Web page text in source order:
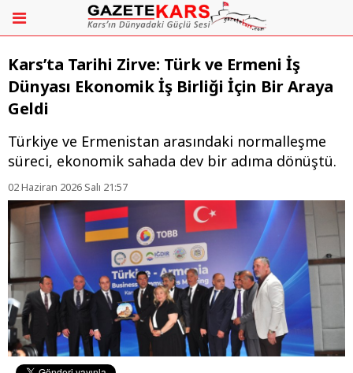
Kars’ta Tarihi Zirve: Türk ve Ermeni İş
Dünyası Ekonomik İş Birliği İçin Bir Araya
Geldi
Türkiye ve Ermenistan arasındaki normalleşme
süreci, ekonomik sahada dev bir adıma dönüştü.
02 Haziran 2026 Salı 21:57